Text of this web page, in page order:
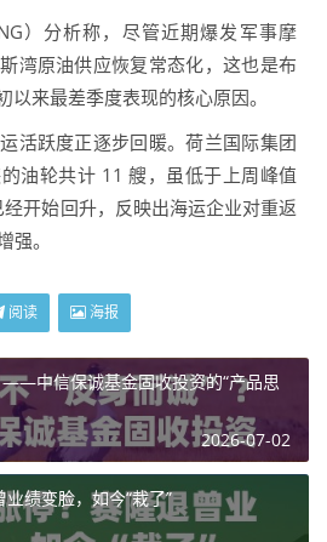
分析称，尽管近期爆发军事摩
湾原油供应恢复常态化，这也是布
来最差季度表现的核心原因。
跃度正逐步回暖。荷兰国际集团
油轮共计 11 艘，虽低于上周峰值
开始回升，反映出海运企业对重返
。
阅读 海报
——中信保诚基金固收投资的“产品思
2026-07-02
绩变脸，如今“栽了”